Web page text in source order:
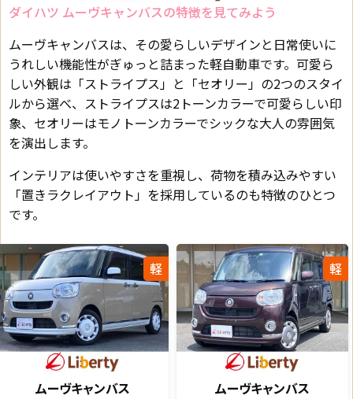
ダイハツ ムーヴキャンバスの特徴を見てみよう
ムーヴキャンバスは、その愛らしいデザインと日常使いに
うれしい機能性がぎゅっと詰まった軽自動車です。可愛ら
しい外観は「ストライプス」と「セオリー」の2つのスタイ
ルから選べ、ストライプスは2トーンカラーで可愛らしい印
象、セオリーはモノトーンカラーでシックな大人の雰囲気
を演出します。
インテリアは使いやすさを重視し、荷物を積み込みやすい
「置きラクレイアウト」を採用しているのも特徴のひとつ
です。
軽
ムーヴキャンバス
軽
ムーヴキャンバス